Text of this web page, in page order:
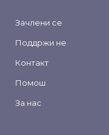
Зачлени се
Поддржи не
Контакт
Помош
За нас